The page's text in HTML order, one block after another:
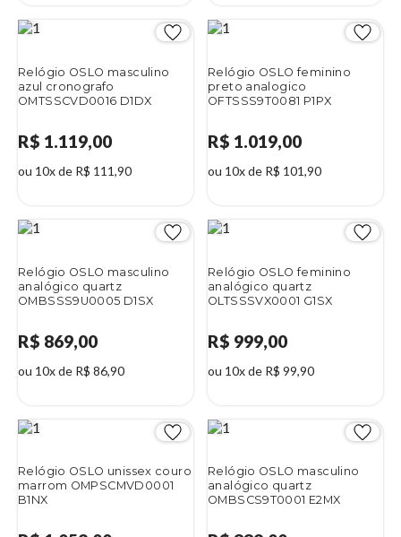
Relógio OSLO masculino
azul cronografo
OMTSSCVD0016 D1DX
R$ 1.119,00
ou 10x de R$ 111,90
Relógio OSLO feminino
preto analogico
OFTSSS9T0081 P1PX
R$ 1.019,00
ou 10x de R$ 101,90
Relógio OSLO masculino
analógico quartz
OMBSSS9U0005 D1SX
R$ 869,00
ou 10x de R$ 86,90
Relógio OSLO feminino
analógico quartz
OLTSSSVX0001 G1SX
R$ 999,00
ou 10x de R$ 99,90
Relógio OSLO unissex couro
marrom OMPSCMVD0001
B1NX
Relógio OSLO masculino
analógico quartz
OMBSCS9T0001 E2MX